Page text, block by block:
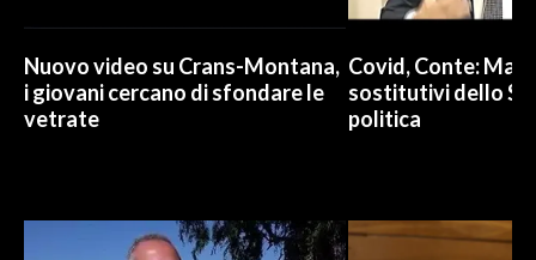
Nuovo video su Crans-Montana,
i giovani cercano di sfondare le
vetrate
Covid, Conte: Mai
sostitutivi dello
politica